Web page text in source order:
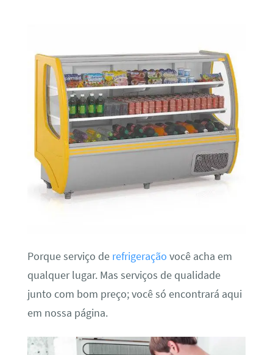
Porque serviço de refrigeração você acha em
qualquer lugar. Mas serviços de qualidade
junto com bom preço; você só encontrará aqui
em nossa página.